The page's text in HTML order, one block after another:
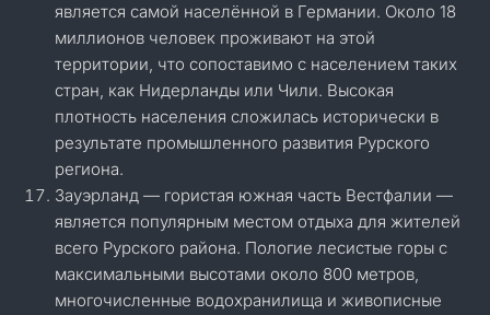
является самой населённой в Германии. Около 18
миллионов человек проживают на этой
территории, что сопоставимо с населением таких
стран, как Нидерланды или Чили. Высокая
плотность населения сложилась исторически в
результате промышленного развития Рурского
региона.
Зауэрланд — гористая южная часть Вестфалии —
является популярным местом отдыха для жителей
всего Рурского района. Пологие лесистые горы с
максимальными высотами около 800 метров,
многочисленные водохранилища и живописные